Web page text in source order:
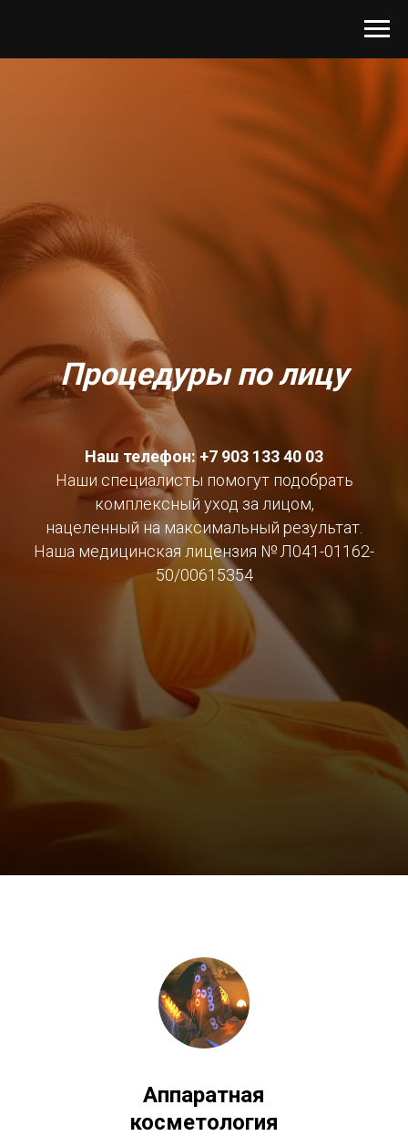
Процедуры по лицу
Наш телефон: +7 903 133 40 03
Наши специалисты помогут подобрать
комплексный уход за лицом,
нацеленный на максимальный результат.
Наша медицинская лицензия № Л041-01162-
50/00615354
Аппаратная
косметология